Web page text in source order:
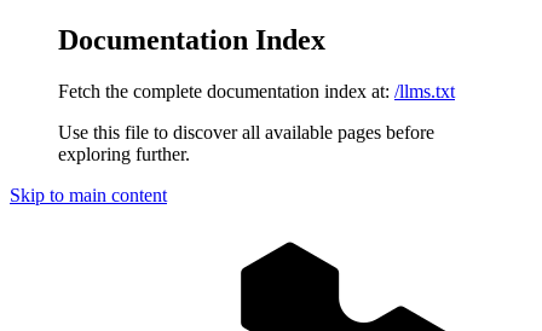
Documentation Index
Fetch the complete documentation index at: /llms.txt
Use this file to discover all available pages before
exploring further.
Skip to main content